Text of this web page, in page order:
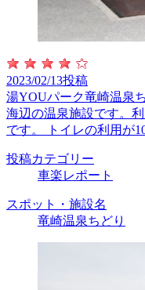
2023/02/13投稿
湯YOUパーク竜崎温泉
海辺の温泉施設です。
です。 トイレの利用が
投稿カテゴリー
車楽レポート
スポット・施設名
竜崎温泉ちどり